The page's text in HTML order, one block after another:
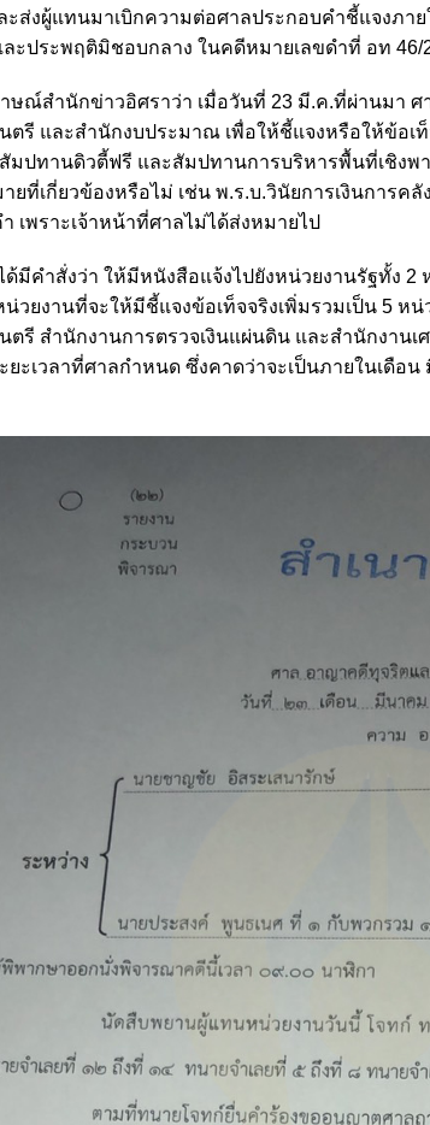
ะส่งผู้แทนมาเบิกความต่อศาลประกอบคำชี้แจงภา
ประพฤติมิชอบกลาง ในคดีหมายเลขดำที่ อท 46/
ณ์สำนักข่าวอิศราว่า เมื่อวันที่ 23 มี.ค.ที่ผ่านมา
ตรี และสำนักงบประมาณ เพื่อให้ชี้แจงหรือให้ข้อ
มปทานดิวตี้ฟรี และสัมปทานการบริหารพื้นที่เชิง
ที่เกี่ยวข้องหรือไม่ เช่น พ.ร.บ.วินัยการเงินการค
เพราะเจ้าหน้าที่ศาลไม่ได้ส่งหมายไป
ด้มีคำสั่งว่า ให้มีหนังสือแจ้งไปยังหน่วยงานรัฐทั้ง
น่วยงานที่จะให้มีชี้แจงข้อเท็จจริงเพิ่มรวมเป็น 5
รี สำนักงานการตรวจเงินแผ่นดิน และสำนักงาน
ยะเวลาที่ศาลกำหนด ซึ่งคาดว่าจะเป็นภายในเดือน